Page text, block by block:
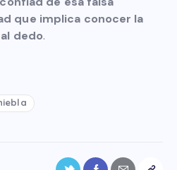
que implica conocer la
dedo.